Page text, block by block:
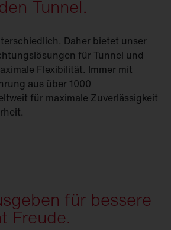
Tunnel.
Daher bietet unser
für Tunnel und
Flexibilität. Immer mit
aus über 1000
für maximale Zuverlässigkeit
für bessere
Freude.